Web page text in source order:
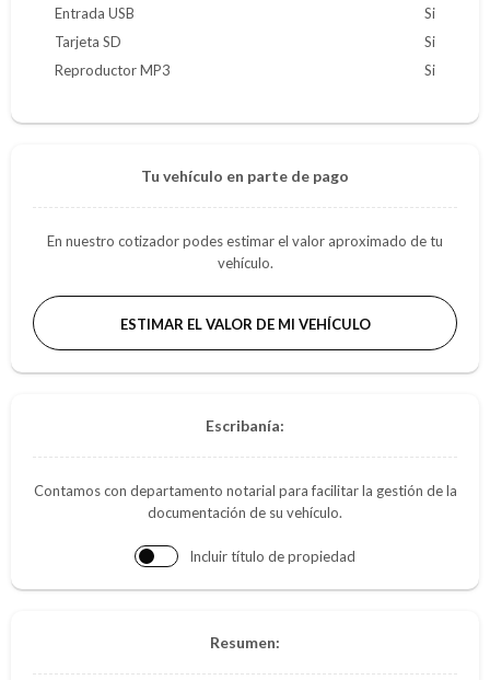
Entrada USB
Si
Tarjeta SD
Si
Reproductor MP3
Si
Tu vehículo en parte de pago
En nuestro cotizador podes estimar el valor aproximado de tu
vehículo.
ESTIMAR EL VALOR DE MI VEHÍCULO
Escribanía:
Contamos con departamento notarial para facilitar la gestión de la
documentación de su vehículo.
Incluir título de propiedad
Resumen: